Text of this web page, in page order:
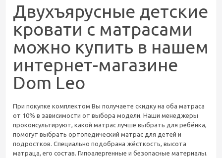
Двухъярусные детские
кровати с матрасами
можно купить в нашем
интернет-магазине
Dom Leo
При покупке комплектом Вы получаете скидку на оба матраса
от 10% в зависимости от выбора модели. Наши менеджеры
проконсультируют, какой матрас лучше выбрать для ребёнка,
помогут выбрать ортопедический матрас для детей и
подростков. Специально подобрана жёсткость, высота
матраца, его состав. Гипоалергенные и безопасные материалы.